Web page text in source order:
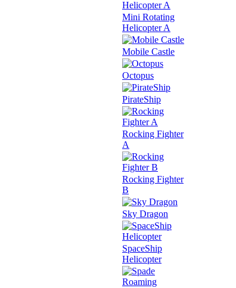
Mini Rotating
Helicopter A
Mobile Castle
Octopus
PirateShip
Rocking Fighter
A
Rocking Fighter
B
Sky Dragon
SpaceShip
Helicopter